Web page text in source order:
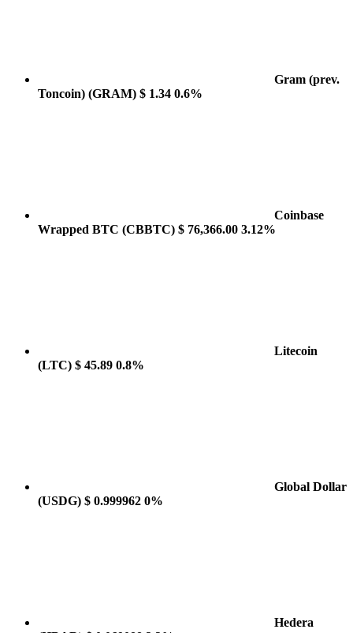
Gram (prev.
Toncoin) (GRAM) $ 1.34 0.6%
Coinbase
Wrapped BTC (CBBTC) $ 76,366.00 3.12%
Litecoin
(LTC) $ 45.89 0.8%
Global Dollar
(USDG) $ 0.999962 0%
Hedera